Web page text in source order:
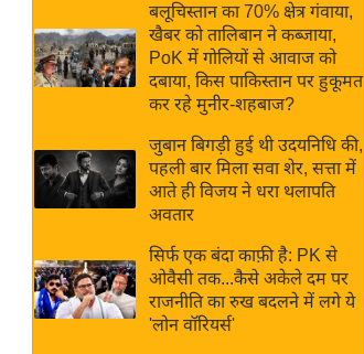
Hindi
Hindi
Videos
राय
बजट
IPL
2026
ई-पेपर
मिसाल बेमिसाल
शख्सियत
बलूचिस्तान का 70% क्षेत्र गंवाया,
खैबर को तालिबान ने कब्जाया,
PoK में गोलियों से आवाज को
दबाया, किस पाकिस्तान पर हुकूमत
कर रहे मुनीर-शहबाज?
जुबान बिगड़ी हुई थी उदयनिधि की,
पहली बार मिला सवा शेर, सत्ता में
आते ही विजय ने धरा थलापति
अवतार
सिर्फ एक बंदा काफ़ी है: PK से
ओवैसी तक...कैसे अकेले दम पर
राजनीति का रुख बदलने में लगे ये
'लोन वॉरियर्स'